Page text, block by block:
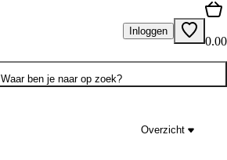
Inloggen
0.00
Waar ben je naar op zoek?
Overzicht